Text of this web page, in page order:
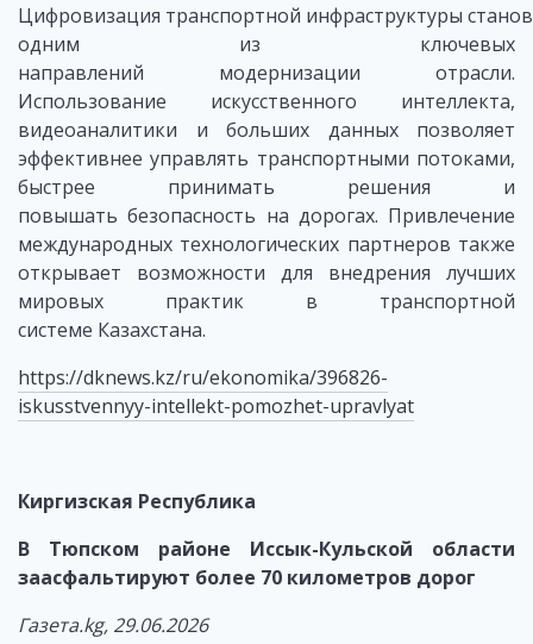
Цифровизация транспортной инфраструктуры
одним из ключевых
направлений модернизации отрасли.
Использование искусственного интеллекта,
видеоаналитики и больших данных позволяет
эффективнее управлять транспортными потоками,
быстрее принимать решения и
повышать безопасность на дорогах. Привлечение
международных технологических партнеров также
открывает возможности для внедрения лучших
мировых практик в транспортной
системе Казахстана.
https://dknews.kz/ru/ekonomika/396826-
iskusstvennyy-intellekt-pomozhet-upravlyat
Киргизская Республика
В Тюпском районе Иссык-Кульской области
заасфальтируют более 70 километров дорог
Газета.kg, 29.06.2026